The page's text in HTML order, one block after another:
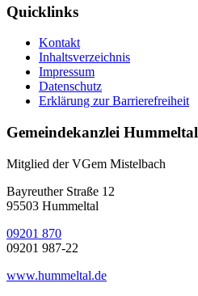
Quicklinks
Kontakt
Inhaltsverzeichnis
Impressum
Datenschutz
Erklärung zur Barrierefreiheit
Gemeindekanzlei Hummeltal
Mitglied der VGem Mistelbach
Bayreuther Straße 12
95503 Hummeltal
09201 870
09201 987-22
www.hummeltal.de